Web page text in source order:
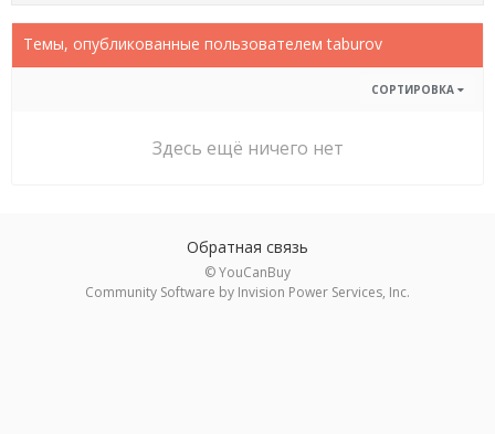
Темы, опубликованные пользователем taburov
СОРТИРОВКА
Здесь ещё ничего нет
Обратная связь
© YouCanBuy
Community Software by Invision Power Services, Inc.